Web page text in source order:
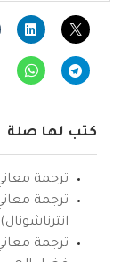
كتب لها صلة
ترجمة معاني
ترجمة
انترناشونال)
ترجمة